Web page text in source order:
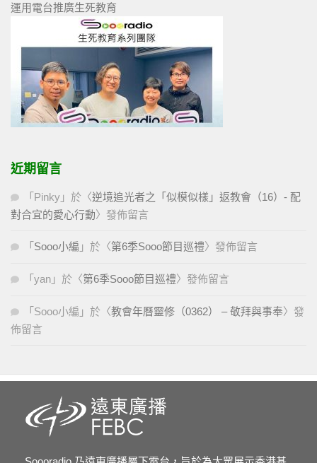
運用電台推廣生死教育
近期留言
「 Pinky 」於〈逆境追光者之「似模似樣」返教會（16）- 配
對合宜的愛心行動〉發佈留言
「 Sooo小編 」於〈第6季Sooo節目巡禮〉發佈留言
「 yan 」於〈第6季Sooo節目巡禮〉發佈留言
「 Sooo小編 」於〈教會年曆靈修（0362） – 敬拜與事奉〉發
佈留言